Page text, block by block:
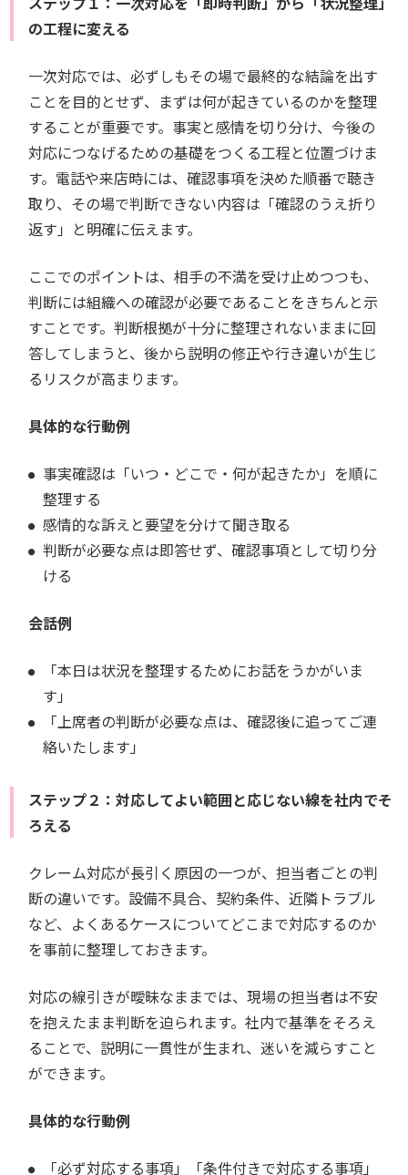
の工程に変える
一次対応では、必ずしもその場で最終的な結論を出す
ことを目的とせず、まずは何が起きているのかを整理
することが重要です。事実と感情を切り分け、今後の
対応につなげるための基礎をつくる工程と位置づけま
す。電話や来店時には、確認事項を決めた順番で聴き
取り、その場で判断できない内容は「確認のうえ折り
返す」と明確に伝えます。
ここでのポイントは、相手の不満を受け止めつつも、
判断には組織への確認が必要であることをきちんと示
すことです。判断根拠が十分に整理されないままに回
答してしまうと、後から説明の修正や行き違いが生じ
るリスクが高まります。
具体的な行動例
事実確認は「いつ・どこで・何が起きたか」を順に
整理する
感情的な訴えと要望を分けて聞き取る
判断が必要な点は即答せず、確認事項として切り分
ける
会話例
「本日は状況を整理するためにお話をうかがいま
す」
「上席者の判断が必要な点は、確認後に追ってご連
絡いたします」
ステップ２：対応してよい範囲と応じない線を社内でそ
ろえる
クレーム対応が長引く原因の一つが、担当者ごとの判
断の違いです。設備不具合、契約条件、近隣トラブル
など、よくあるケースについてどこまで対応するのか
を事前に整理しておきます。
対応の線引きが曖昧なままでは、現場の担当者は不安
を抱えたまま判断を迫られます。社内で基準をそろえ
ることで、説明に一貫性が生まれ、迷いを減らすこと
ができます。
具体的な行動例
「必ず対応する事項」「条件付きで対応する事項」